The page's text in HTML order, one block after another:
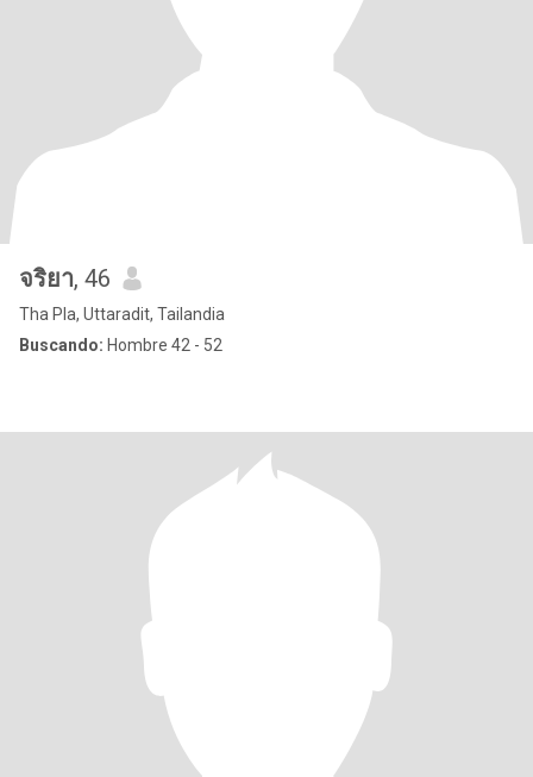
จริยา, 46
Tha Pla, Uttaradit, Tailandia
Buscando: Hombre 42 - 52